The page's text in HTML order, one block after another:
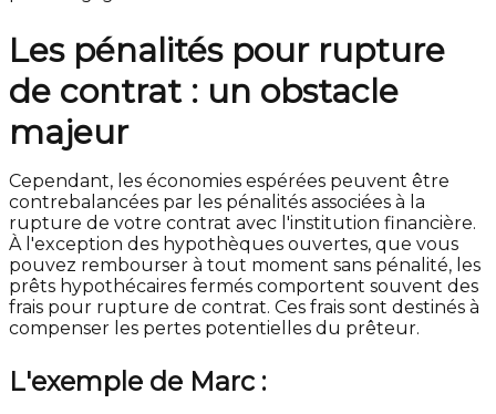
Les pénalités pour rupture
de contrat : un obstacle
majeur
Cependant, les économies espérées peuvent être
contrebalancées par les pénalités associées à la
rupture de votre contrat avec l'institution financière.
À l'exception des hypothèques ouvertes, que vous
pouvez rembourser à tout moment sans pénalité, les
prêts hypothécaires fermés comportent souvent des
frais pour rupture de contrat. Ces frais sont destinés à
compenser les pertes potentielles du prêteur.
L'exemple de Marc :